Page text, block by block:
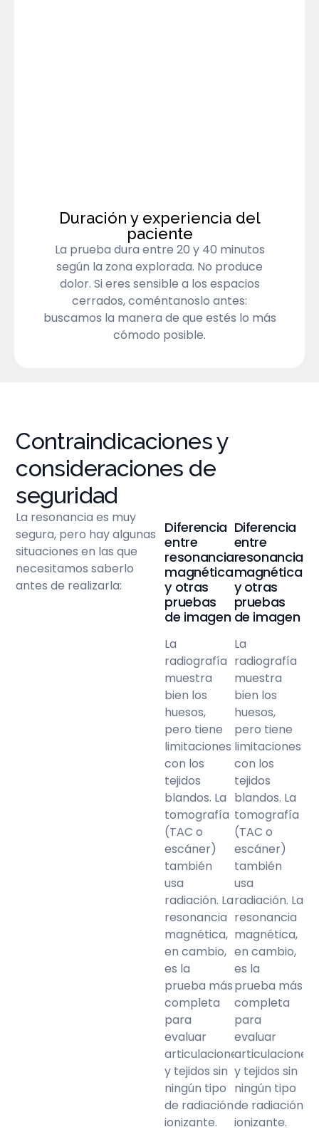
Duración y experiencia del
paciente
La prueba dura entre 20 y 40 minutos
según la zona explorada. No produce
dolor. Si eres sensible a los espacios
cerrados, coméntanoslo antes:
buscamos la manera de que estés lo más
cómodo posible.
Contraindicaciones y
consideraciones de
seguridad
La resonancia es muy
segura, pero hay algunas
situaciones en las que
necesitamos saberlo
antes de realizarla:
Diferencia
entre
resonancia
magnética
y otras
pruebas
de imagen
La
radiografía
muestra
bien los
huesos,
pero tiene
limitaciones
con los
tejidos
blandos. La
tomografía
(TAC o
escáner)
también
usa
radiación. La
resonancia
magnética,
en cambio,
es la
prueba más
completa
para
evaluar
articulaciones
y tejidos sin
ningún tipo
de radiación
ionizante.
Diferencia
entre
resonancia
magnética
y otras
pruebas
de imagen
La
radiografía
muestra
bien los
huesos,
pero tiene
limitaciones
con los
tejidos
blandos. La
tomografía
(TAC o
escáner)
también
usa
radiación. La
resonancia
magnética,
en cambio,
es la
prueba más
completa
para
evaluar
articulaciones
y tejidos sin
ningún tipo
de radiación
ionizante.